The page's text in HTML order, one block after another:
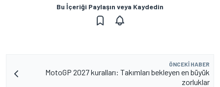
Bu İçeriği Paylaşın veya Kaydedin
ÖNCEKI HABER
MotoGP 2027 kuralları: Takımları bekleyen en büyük
zorluklar